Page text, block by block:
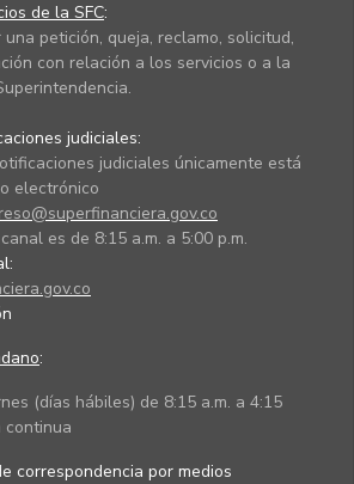
de la SFC:
petición, queja, reclamo, solicitud,
con relación a los servicios o a la
judiciales:
judiciales únicamente está
electrónico
es de 8:15 a.m. a 5:00 p.m.
:
(días hábiles) de 8:15 a.m. a 4:15
continua
correspondencia por medios